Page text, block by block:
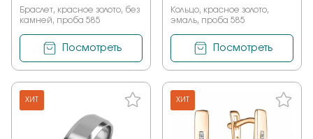
Браслет, красное золото, без
камней, проба 585
Посмотреть
Кольцо, красное золото,
эмаль, проба 585
Посмотреть
ХИТ ХИТ